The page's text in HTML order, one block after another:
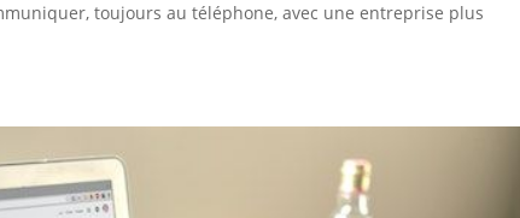
toujours au téléphone, avec une entreprise plus